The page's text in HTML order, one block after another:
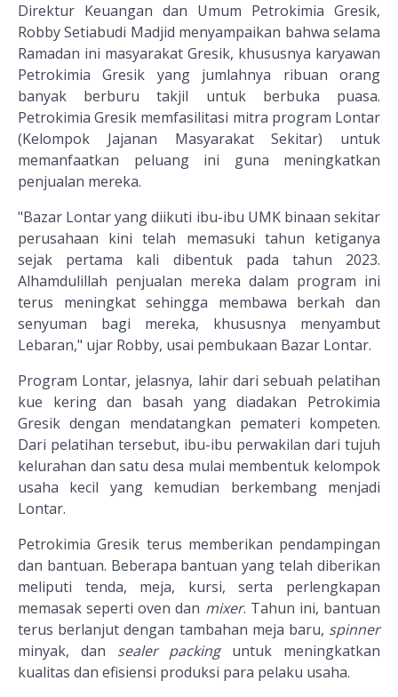
Direktur Keuangan dan Umum Petrokimia Gresik,
Robby Setiabudi Madjid menyampaikan bahwa selama
Ramadan ini masyarakat Gresik, khususnya karyawan
Petrokimia Gresik yang jumlahnya ribuan orang
banyak berburu takjil untuk berbuka puasa.
Petrokimia Gresik memfasilitasi mitra program Lontar
(Kelompok Jajanan Masyarakat Sekitar) untuk
memanfaatkan peluang ini guna meningkatkan
penjualan mereka.
"Bazar Lontar yang diikuti ibu-ibu UMK binaan sekitar
perusahaan kini telah memasuki tahun ketiganya
sejak pertama kali dibentuk pada tahun 2023.
Alhamdulillah penjualan mereka dalam program ini
terus meningkat sehingga membawa berkah dan
senyuman bagi mereka, khususnya menyambut
Lebaran," ujar Robby, usai pembukaan Bazar Lontar.
Program Lontar, jelasnya, lahir dari sebuah pelatihan
kue kering dan basah yang diadakan Petrokimia
Gresik dengan mendatangkan pemateri kompeten.
Dari pelatihan tersebut, ibu-ibu perwakilan dari tujuh
kelurahan dan satu desa mulai membentuk kelompok
usaha kecil yang kemudian berkembang menjadi
Lontar.
Petrokimia Gresik terus memberikan pendampingan
dan bantuan. Beberapa bantuan yang telah diberikan
meliputi tenda, meja, kursi, serta perlengkapan
memasak seperti oven dan mixer. Tahun ini, bantuan
terus berlanjut dengan tambahan meja baru, spinner
minyak, dan sealer packinguntuk meningkatkan
kualitas dan efisiensi produksi para pelaku usaha.